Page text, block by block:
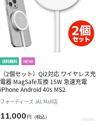
（2個セット）Qi2対応 ワイヤレス充
電器 MagSafe互換 15W 急速充電
iPhone Android 40s MS2
フォーティーズ JAL Mall店
11,000 円 （税込）